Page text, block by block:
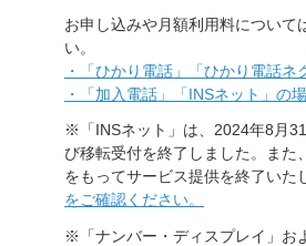
お申し込みや月額利用料について
い。
・「ひかり電話」「ひかり電話ネ
・「加入電話」「INSネット」の
※「INSネット」は、2024年8月
び移転受付を終了しました。また
をもってサービス提供を終了いた
をご確認ください。
※「ナンバー・ディスプレイ」お